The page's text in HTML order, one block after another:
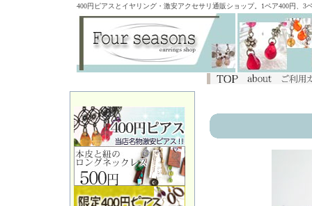
400円ピアスとイヤリング・激安アクセサリ通販ショップ。1ペア400円、